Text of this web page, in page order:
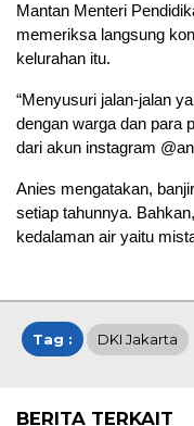
Mantan Menteri
memeriksa langsung
kelurahan itu.
“Menyusuri jalan-jalan
dengan warga dan para
dari akun instagram
Anies mengatakan,
setiap tahunnya.
kedalaman air yaitu
Tag : DKI Jakarta
BERITA TERKAIT